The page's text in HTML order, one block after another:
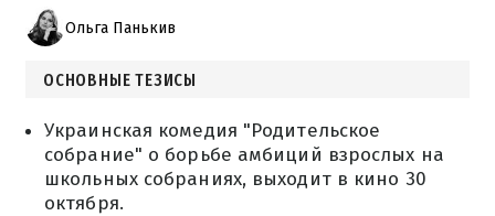
Ольга Панькив
ОСНОВНЫЕ ТЕЗИСЫ
Украинская комедия "Родительское
собрание" о борьбе амбиций взрослых на
школьных собраниях, выходит в кино 30
октября.